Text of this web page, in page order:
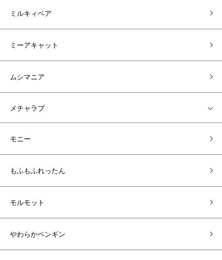
ミルキィベア
ミーアキャット
ムシマニア
メチャラブ
モニー
もふもふれったん
モルモット
やわらかペンギン